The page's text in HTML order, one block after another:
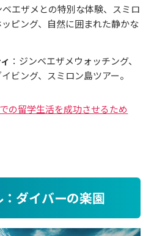
ベエザメとの特別な体験、スミロ
ピング、自然に囲まれた静かな
：ジンベエザメウォッチング、
ビング、スミロン島ツアー。
の留学生活を成功させるため
ダイバーの楽園